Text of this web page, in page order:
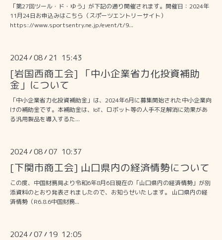
「第27回ツール・ド・ゆう」が下記の通り開催されます。開催日：2024年
11月24日お申込みはこちら（スポーツエントリーサイト）
https://www.sportsentry.ne.jp/event/t/9...
2024/08/ 21 15:43
[岩国西商工会] 「中小企業省力化投資補助
金」について
「中小企業省力化投資補助金」は、2024年6月に募集開始された中小企業向
けの補助金です。本補助金は、IoT、ロボット等の人手不足解消に効果があ
る汎用製品を導入するた...
2024/08/07 10:37
[下関市商工会] 山口県内の経済情勢について
この度、中国財務局より令和6年8月6日現在の「山口県内の経済情勢」が別
添資料のとおり発表されましたので、お知らせいたします。 山口県内の経
済情勢（R6.8.6中国財務...
2024/07 / 19 12:05